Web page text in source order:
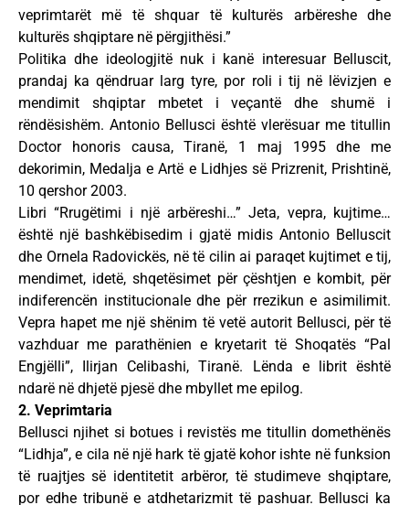
veprimtarët më të shquar të kulturës arbëreshe dhe
kulturës shqiptare në përgjithësi.”
Politika dhe ideologjitë nuk i kanë interesuar Belluscit,
prandaj ka qëndruar larg tyre, por roli i tij në lëvizjen e
mendimit shqiptar mbetet i veçantë dhe shumë i
rëndësishëm. Antonio Bellusci është vlerësuar me titullin
Doctor honoris causa, Tiranë, 1 maj 1995 dhe me
dekorimin, Medalja e Artë e Lidhjes së Prizrenit, Prishtinë,
10 qershor 2003.
Libri “Rrugëtimi i një arbëreshi…” Jeta, vepra, kujtime…
është një bashkëbisedim i gjatë midis Antonio Belluscit
dhe Ornela Radovickës, në të cilin ai paraqet kujtimet e tij,
mendimet, idetë, shqetësimet për çështjen e kombit, për
indiferencën institucionale dhe për rrezikun e asimilimit.
Vepra hapet me një shënim të vetë autorit Bellusci, për të
vazhduar me parathënien e kryetarit të Shoqatës “Pal
Engjëlli”, Ilirjan Celibashi, Tiranë. Lënda e librit është
ndarë në dhjetë pjesë dhe mbyllet me epilog.
2. Veprimtaria
Bellusci njihet si botues i revistës me titullin domethënës
“Lidhja”, e cila në një hark të gjatë kohor ishte në funksion
të ruajtjes së identitetit arbëror, të studimeve shqiptare,
por edhe tribunë e atdhetarizmit të pashuar. Bellusci ka